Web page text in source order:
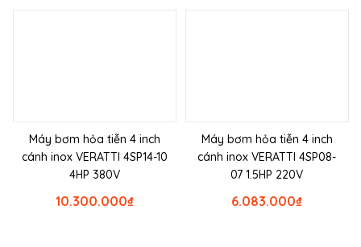
Máy bơm hỏa tiễn 4 inch
cánh inox VERATTI 4SP14-10
4HP 380V
₫
10.300.000
Máy bơm hỏa tiễn 4 inch
cánh inox VERATTI 4SP08-
07 1.5HP 220V
₫
6.083.000